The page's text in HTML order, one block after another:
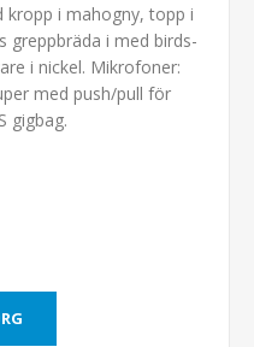
kropp i mahogny, topp i
greppbräda i med birds-
i nickel. Mikrofoner:
med push/pull för
gigbag.